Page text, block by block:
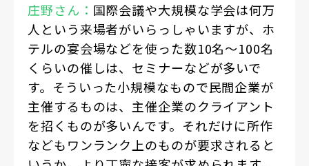
庄野さん： 国際会議や大規模な学会は何万
人という来場者がいらっしゃいますが、ホ
テルの宴会場などを使った数10名～100名
くらいの催しは、セミナーなどが多いで
す。そういった小規模なもので民間企業が
主催するものは、主催企業のクライアント
を招くものが多いんです。それだけに所作
などもワンランク上のものが要求されると